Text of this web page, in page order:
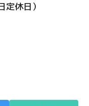
休日）